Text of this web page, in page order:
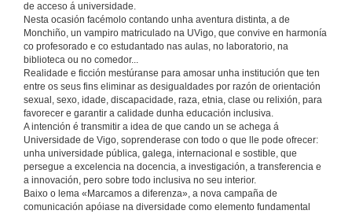
de acceso á universidade.
Nesta ocasión facémolo contando unha aventura distinta, a de
Monchiño, un vampiro matriculado na UVigo, que convive en harmonía
co profesorado e co estudantado nas aulas, no laboratorio, na
biblioteca ou no comedor...
Realidade e ficción mestúranse para amosar unha institución que ten
entre os seus fins eliminar as desigualdades por razón de orientación
sexual, sexo, idade, discapacidade, raza, etnia, clase ou relixión, para
favorecer e garantir a calidade dunha educación inclusiva.
A intención é transmitir a idea de que cando un se achega á
Universidade de Vigo, soprenderase con todo o que lle pode ofrecer:
unha universidade pública, galega, internacional e sostible, que
persegue a excelencia na docencia, a investigación, a transferencia e
a innovación, pero sobre todo inclusiva no seu interior.
Baixo o lema «Marcamos a diferenza», a nova campaña de
comunicación apóiase na diversidade como elemento fundamental